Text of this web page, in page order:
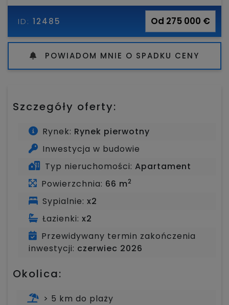
Szczegóły oferty:
Rynek: Rynek pierwotny
Inwestycja w budowie
Typ nieruchomości: Apartament
Powierzchnia: 66 m2
Sypialnie: x2
Łazienki: x2
Przewidywany termin zakończenia
inwestycji: czerwiec 2026
Okolica:
> 5 km do plaży
ID: 12485 Od 275 000 €
POWIADOM MNIE O SPADKU CENY